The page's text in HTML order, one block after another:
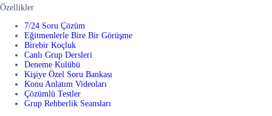
Özellikler
7/24 Soru Çözüm
Eğitmenlerle Bire Bir Görüşme
Birebir Koçluk
Canlı Grup Dersleri
Deneme Kulübü
Kişiye Özel Soru Bankası
Konu Anlatım Videoları
Çözümlü Testler
Grup Rehberlik Seansları